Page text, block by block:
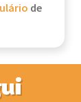
de